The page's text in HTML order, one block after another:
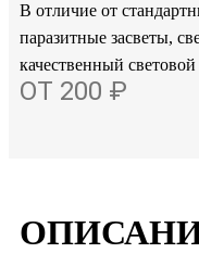
В отличие от
паразитные засветы,
качественный
ОТ 200 ₽